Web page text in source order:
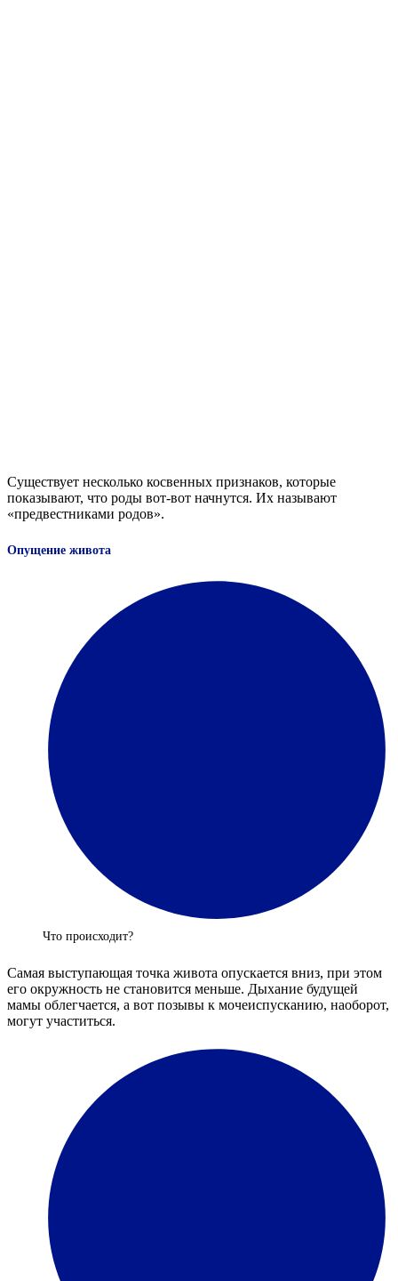
Существует несколько косвенных признаков, которые
показывают, что роды вот-вот начнутся. Их называют
«предвестниками родов».
Опущение живота
Что происходит?
Самая выступающая точка живота опускается вниз, при этом
его окружность не становится меньше. Дыхание будущей
мамы облегчается, а вот позывы к мочеиспусканию, наоборот,
могут участиться.